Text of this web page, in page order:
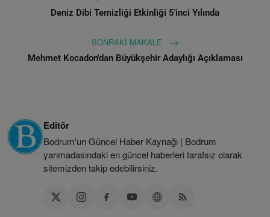
Deniz Dibi Temizliği Etkinliği 5'inci Yılında
SONRAKI MAKALE
Mehmet Kocadon'dan Büyükşehir Adaylığı Açıklaması
Editör
Bodrum'un Güncel Haber Kaynağı | Bodrum
yarımadasındaki en güncel haberleri tarafsız olarak
sitemizden takip edebilirsiniz.